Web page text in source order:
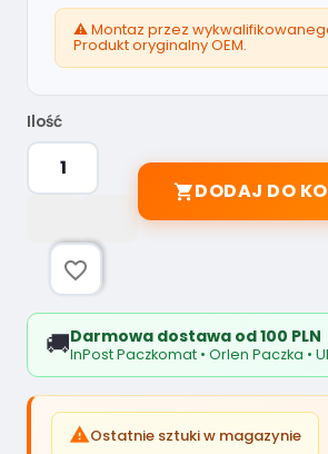
⚠️ Montaz przez
Produkt oryginalny OEM.
Ilość
DODAJ DO
favorite_border
🚚Darmowa dostawa od 100 PLN
InPost Paczkomat • Orlen Paczka •
Ostatnie sztuki w magazynie